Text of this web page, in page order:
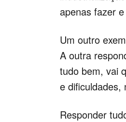
apenas fazer
Um outro
A outra
tudo bem, vai
e dificuldades,
Responder